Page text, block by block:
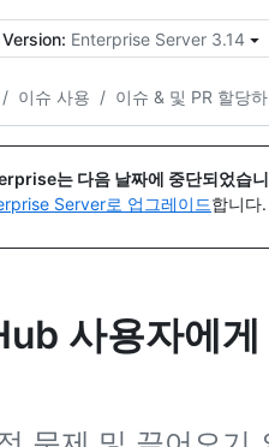
Version: Enterprise Server 3.14
/ 이슈 사용 / 이슈 & 및 PR 할당
는 다음 날짜에 중단되었습
Server로 업그레이드합니다
사용자에